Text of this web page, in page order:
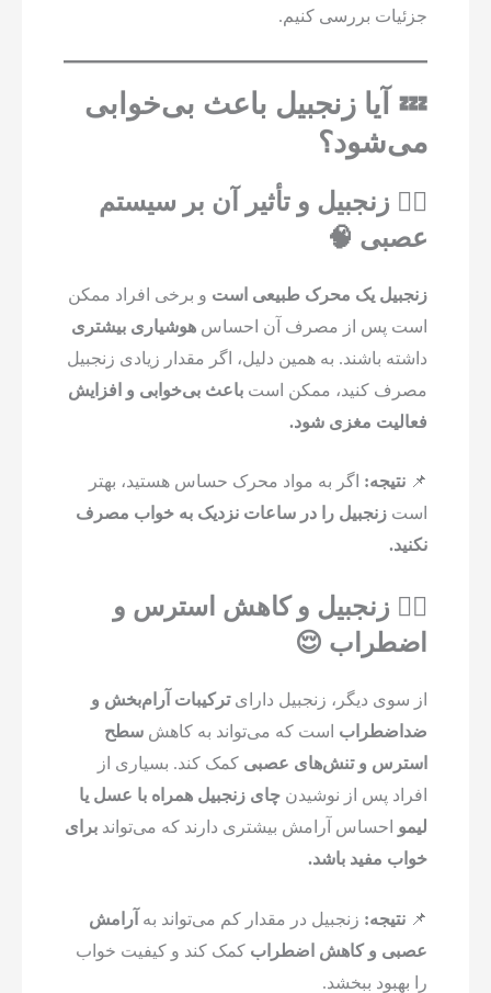
جزئیات بررسی کنیم.
💤 آیا زنجبیل باعث بی‌خوابی
می‌شود؟
۱️⃣ زنجبیل و تأثیر آن بر سیستم
عصبی 🧠
زنجبیل یک محرک طبیعی است و برخی افراد ممکن
است پس از مصرف آن احساسهوشیاری بیشتری
داشته باشند. به همین دلیل، اگر مقدار زیادی زنجبیل
مصرف کنید، ممکن استباعث بی‌خوابی و افزایش
فعالیت مغزی شود.
📌نتیجه: اگر به مواد محرک حساس هستید، بهتر
استزنجبیل را در ساعات نزدیک به خواب مصرف
نکنید.
۲️⃣ زنجبیل و کاهش استرس و
اضطراب 😌
از سوی دیگر، زنجبیل دارایترکیبات آرام‌بخش و
ضداضطراب است که می‌تواند به کاهشسطح
استرس و تنش‌های عصبی کمک کند. بسیاری از
افراد پس از نوشیدنچای زنجبیل همراه با عسل یا
لیمو احساس آرامش بیشتری دارند که می‌تواندبرای
خواب مفید باشد.
📌نتیجه: زنجبیل در مقدار کم می‌تواند به آرامش
عصبی و کاهش اضطراب کمک کند و کیفیت خواب
را بهبود ببخشد.